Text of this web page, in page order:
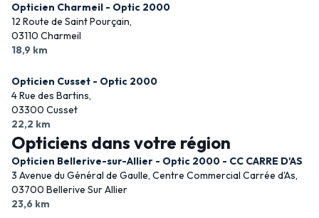
Opticien Charmeil - Optic 2000
12 Route de Saint Pourçain,
03110 Charmeil
18,9 km
Opticien Cusset - Optic 2000
4 Rue des Bartins,
03300 Cusset
22,2 km
Opticiens dans votre région
Opticien Bellerive-sur-Allier - Optic 2000 - CC CARRE D'AS
3 Avenue du Général de Gaulle, Centre Commercial Carrée d'As,
03700 Bellerive Sur Allier
23,6 km